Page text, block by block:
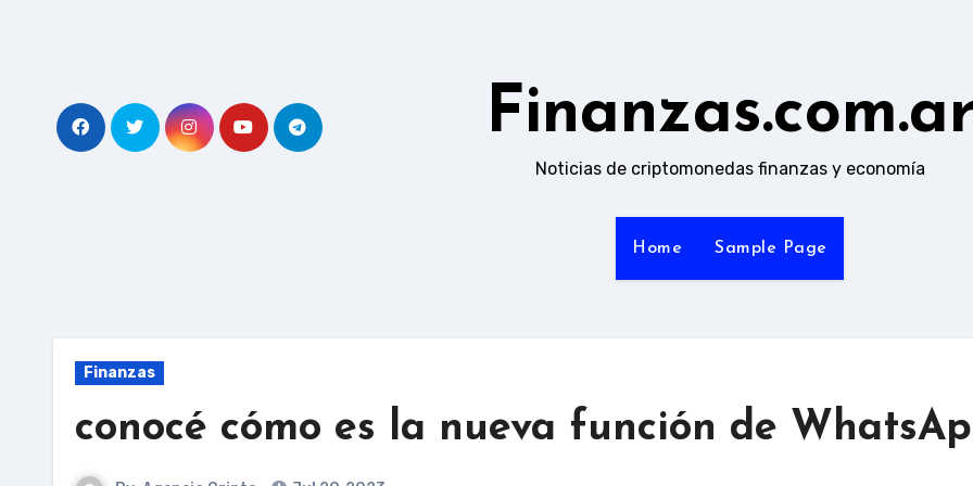
Noticias de criptomonedas finanzas y economía
Home Sample Page
Finanzas
conocé cómo es la nueva función de